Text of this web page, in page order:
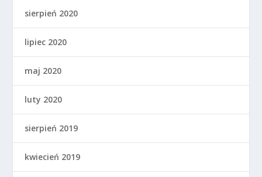
sierpień 2020
lipiec 2020
maj 2020
luty 2020
sierpień 2019
kwiecień 2019